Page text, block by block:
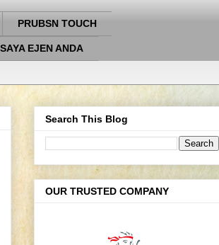
PRUBSN TOUCH
SAYA EJEN ANDA
Search This Blog
OUR TRUSTED COMPANY